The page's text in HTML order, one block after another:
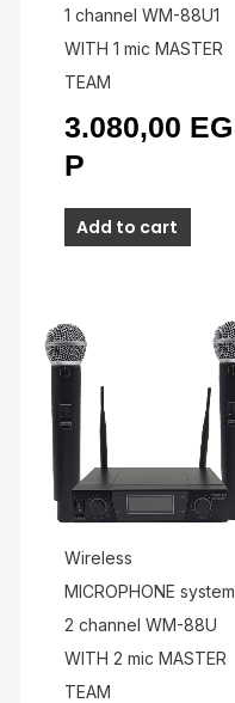
1 channel WM-88U1
WITH 1 mic MASTER
TEAM
3.080,00 EG
P
Add to cart
Wireless
MICROPHONE system
2 channel WM-88U
WITH 2 mic MASTER
TEAM